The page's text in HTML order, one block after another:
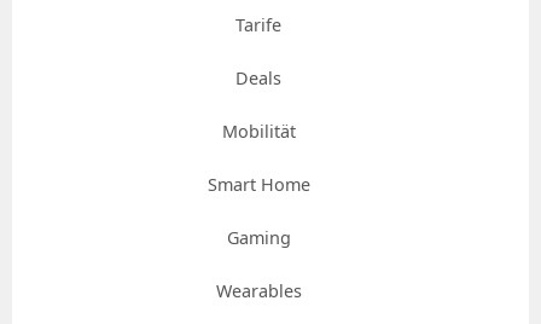
Tarife
Deals
Mobilität
Smart Home
Gaming
Wearables